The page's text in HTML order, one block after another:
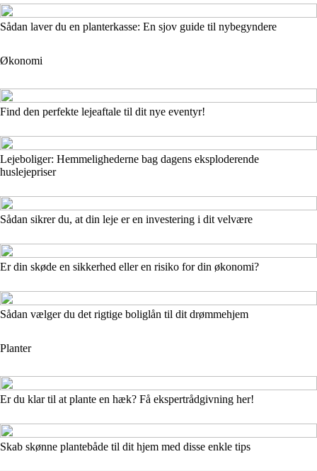
Sådan laver du en planterkasse: En sjov guide til nybegyndere
Økonomi
Find den perfekte lejeaftale til dit nye eventyr!
Lejeboliger: Hemmelighederne bag dagens eksploderende
huslejepriser
Sådan sikrer du, at din leje er en investering i dit velvære
Er din skøde en sikkerhed eller en risiko for din økonomi?
Sådan vælger du det rigtige boliglån til dit drømmehjem
Planter
Er du klar til at plante en hæk? Få ekspertrådgivning her!
Skab skønne plantebåde til dit hjem med disse enkle tips